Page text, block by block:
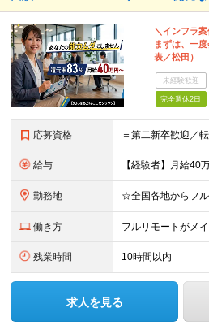
＼インフラ
まずは、一
表／松田）
未経験歓迎
完全週休2日
応募資格
給与
勤務地
働き方 フルリモートがメ
残業時間 10時間以内
求人を見る